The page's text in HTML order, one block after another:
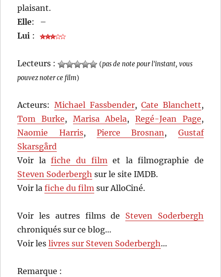
plaisant.
Elle:
–
Lui :
Lecteurs : (pas de note pour l'instant, vous
pouvez noter ce film)
Acteurs: Michael Fassbender,Cate Blanchett,
Tom Burke, Marisa Abela,Regé-Jean Page,
Naomie Harris,Pierce Brosnan, Gustaf
Skarsgård
Voir lafiche du filmet la filmographie de
Steven Soderbergh sur le site IMDB.
Voir lafiche du film sur AlloCiné.
Voir les autres films de Steven Soderbergh
chroniqués sur ce blog…
Voir leslivres sur Steven Soderbergh…
Remarque :